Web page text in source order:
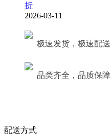
折
2026-03-11
极速发货，极速配送
品类齐全，品质保障
配送方式